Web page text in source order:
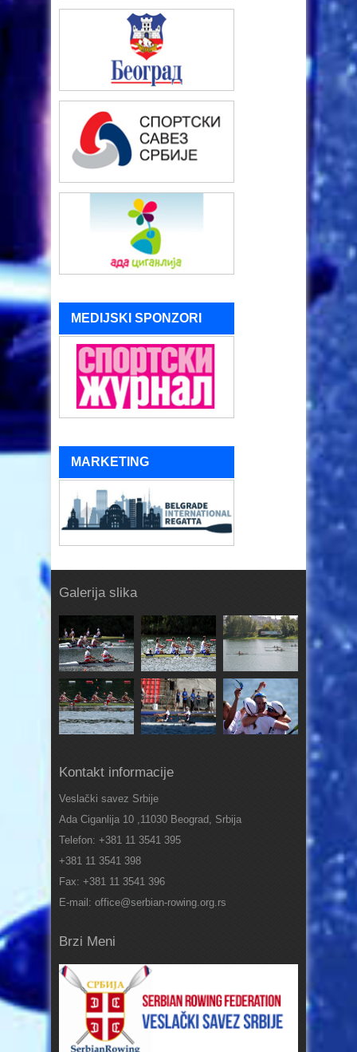
MEDIJSKI SPONZORI
MARKETING
Galerija slika
Kontakt informacije
Veslački savez Srbije
Ada Ciganlija 10 ,11030 Beograd, Srbija
Telefon: +381 11 3541 395
+381 11 3541 398
Fax: +381 11 3541 396
E-mail: office@serbian-rowing.org.rs
Brzi Meni